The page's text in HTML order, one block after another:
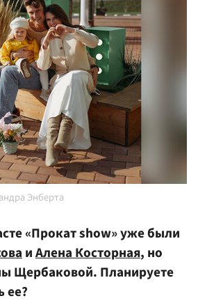
Энберта
«Прокат show» уже были
иАлена Косторная, но
Щербаковой. Планируете
ее?